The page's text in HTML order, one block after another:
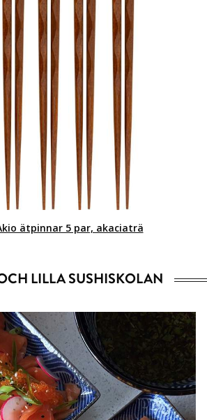
ätpinnar 5 par, akaciaträ
LILLA SUSHISKOLAN